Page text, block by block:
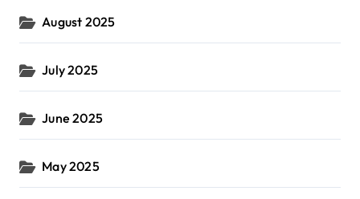
August 2025
July 2025
June 2025
May 2025